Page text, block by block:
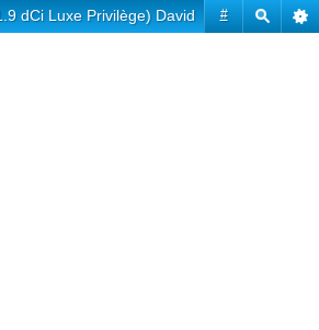
#
dCi Luxe Privilège) David